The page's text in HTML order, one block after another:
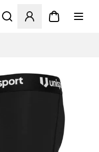
Åbner en Modal til at